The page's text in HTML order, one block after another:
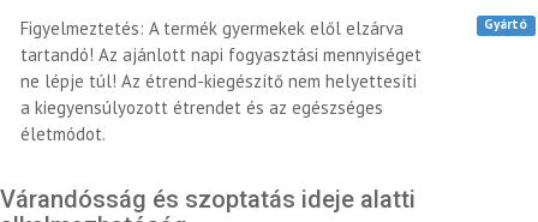
Figyelmeztetés: A termék gyermekek elől elzárva
tartandó! Az ajánlott napi fogyasztási mennyiséget
ne lépje túl! Az étrend-kiegészítő nem helyettesíti
a kiegyensúlyozott étrendet és az egészséges
életmódot.
Gyártó
Várandósság és szoptatás ideje alatti